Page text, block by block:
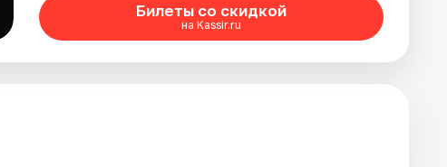
Билеты со скидкой
на Kassir.ru